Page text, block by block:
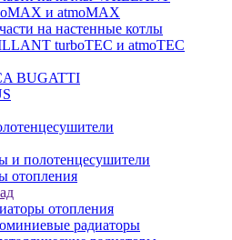
и atmoMAX
на настенные котлы
turboTEC и atmoTEC
BUGATTI
и полотенцесушители
отопления
отопления
радиаторы